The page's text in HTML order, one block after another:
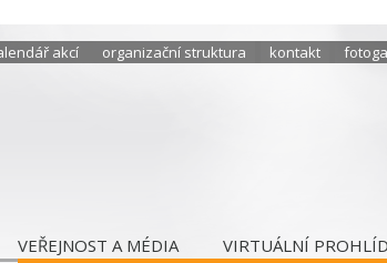
akcí organizační struktura kontakt
VEŘEJNOST A MÉDIA VIRTUÁLNÍ